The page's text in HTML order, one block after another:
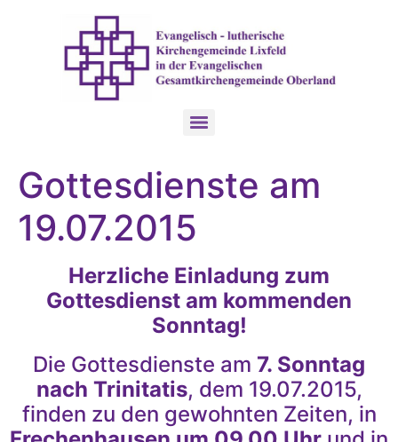
Gottesdienste am
19.07.2015
Herzliche Einladung zum
Gottesdienst am kommenden
Sonntag!
Die Gottesdienste am 7. Sonntag
nach Trinitatis, dem 19.07.2015,
finden zu den gewohnten Zeiten, in